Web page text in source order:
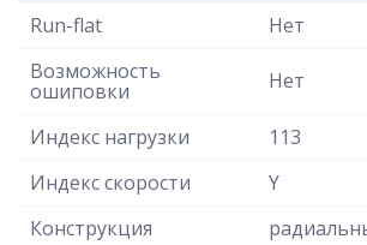
Run-flat
Нет
Возможность
ошиповки Нет
Индекс нагрузки
113
Индекс скорости
Y
Конструкция